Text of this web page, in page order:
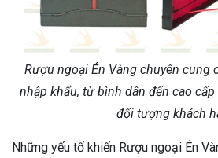
Rượu ngoại Én Vàng chuyên cung
nhập khẩu, từ bình dân đến cao
đối tượng khách
Những yếu tố khiến Rượu ngoại Én